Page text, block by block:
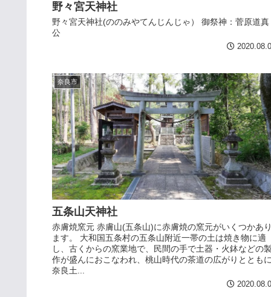
野々宮天神社
野々宮天神社(ののみやてんじんじゃ） 御祭神：菅原道真
公
奈良市
五条山天神社
赤膚焼窯元 赤膚山(五条山)に赤膚焼の窯元がいくつかあ
ます。 大和国五条村の五条山附近一帯の土は焼き物に適
し、古くからの窯業地で、民間の手で土器・火鉢などの
作が盛んにおこなわれ、桃山時代の茶道の広がりととも
奈良土...